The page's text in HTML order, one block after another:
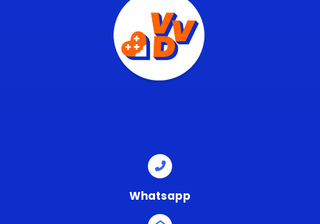
Whatsapp